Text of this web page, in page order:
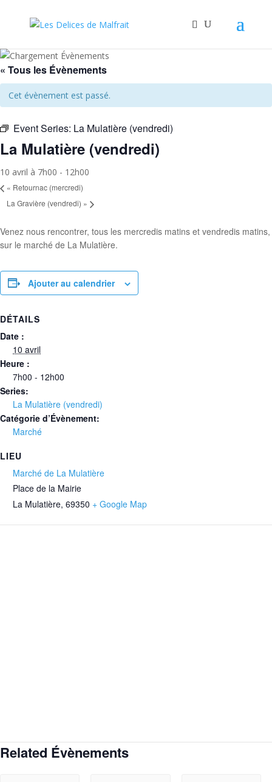
« Tous les Évènements
Cet évènement est passé.
Event Series: La Mulatière (vendredi)
La Mulatière (vendredi)
10 avril à 7h00 - 12h00
« Retournac (mercredi)
La Gravière (vendredi) »
Venez nous rencontrer, tous les mercredis matins et vendredis matins,
sur le marché de La Mulatière.
Ajouter au calendrier
DÉTAILS
Date :
10 avril
Heure :
7h00 - 12h00
Series:
La Mulatière (vendredi)
Catégorie d’Évènement:
Marché
LIEU
Marché de La Mulatière
Place de la Mairie
La Mulatière, 69350 + Google Map
Related Évènements